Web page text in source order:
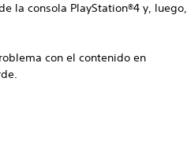
la consola PlayStation®4 y, luego,
con el contenido en